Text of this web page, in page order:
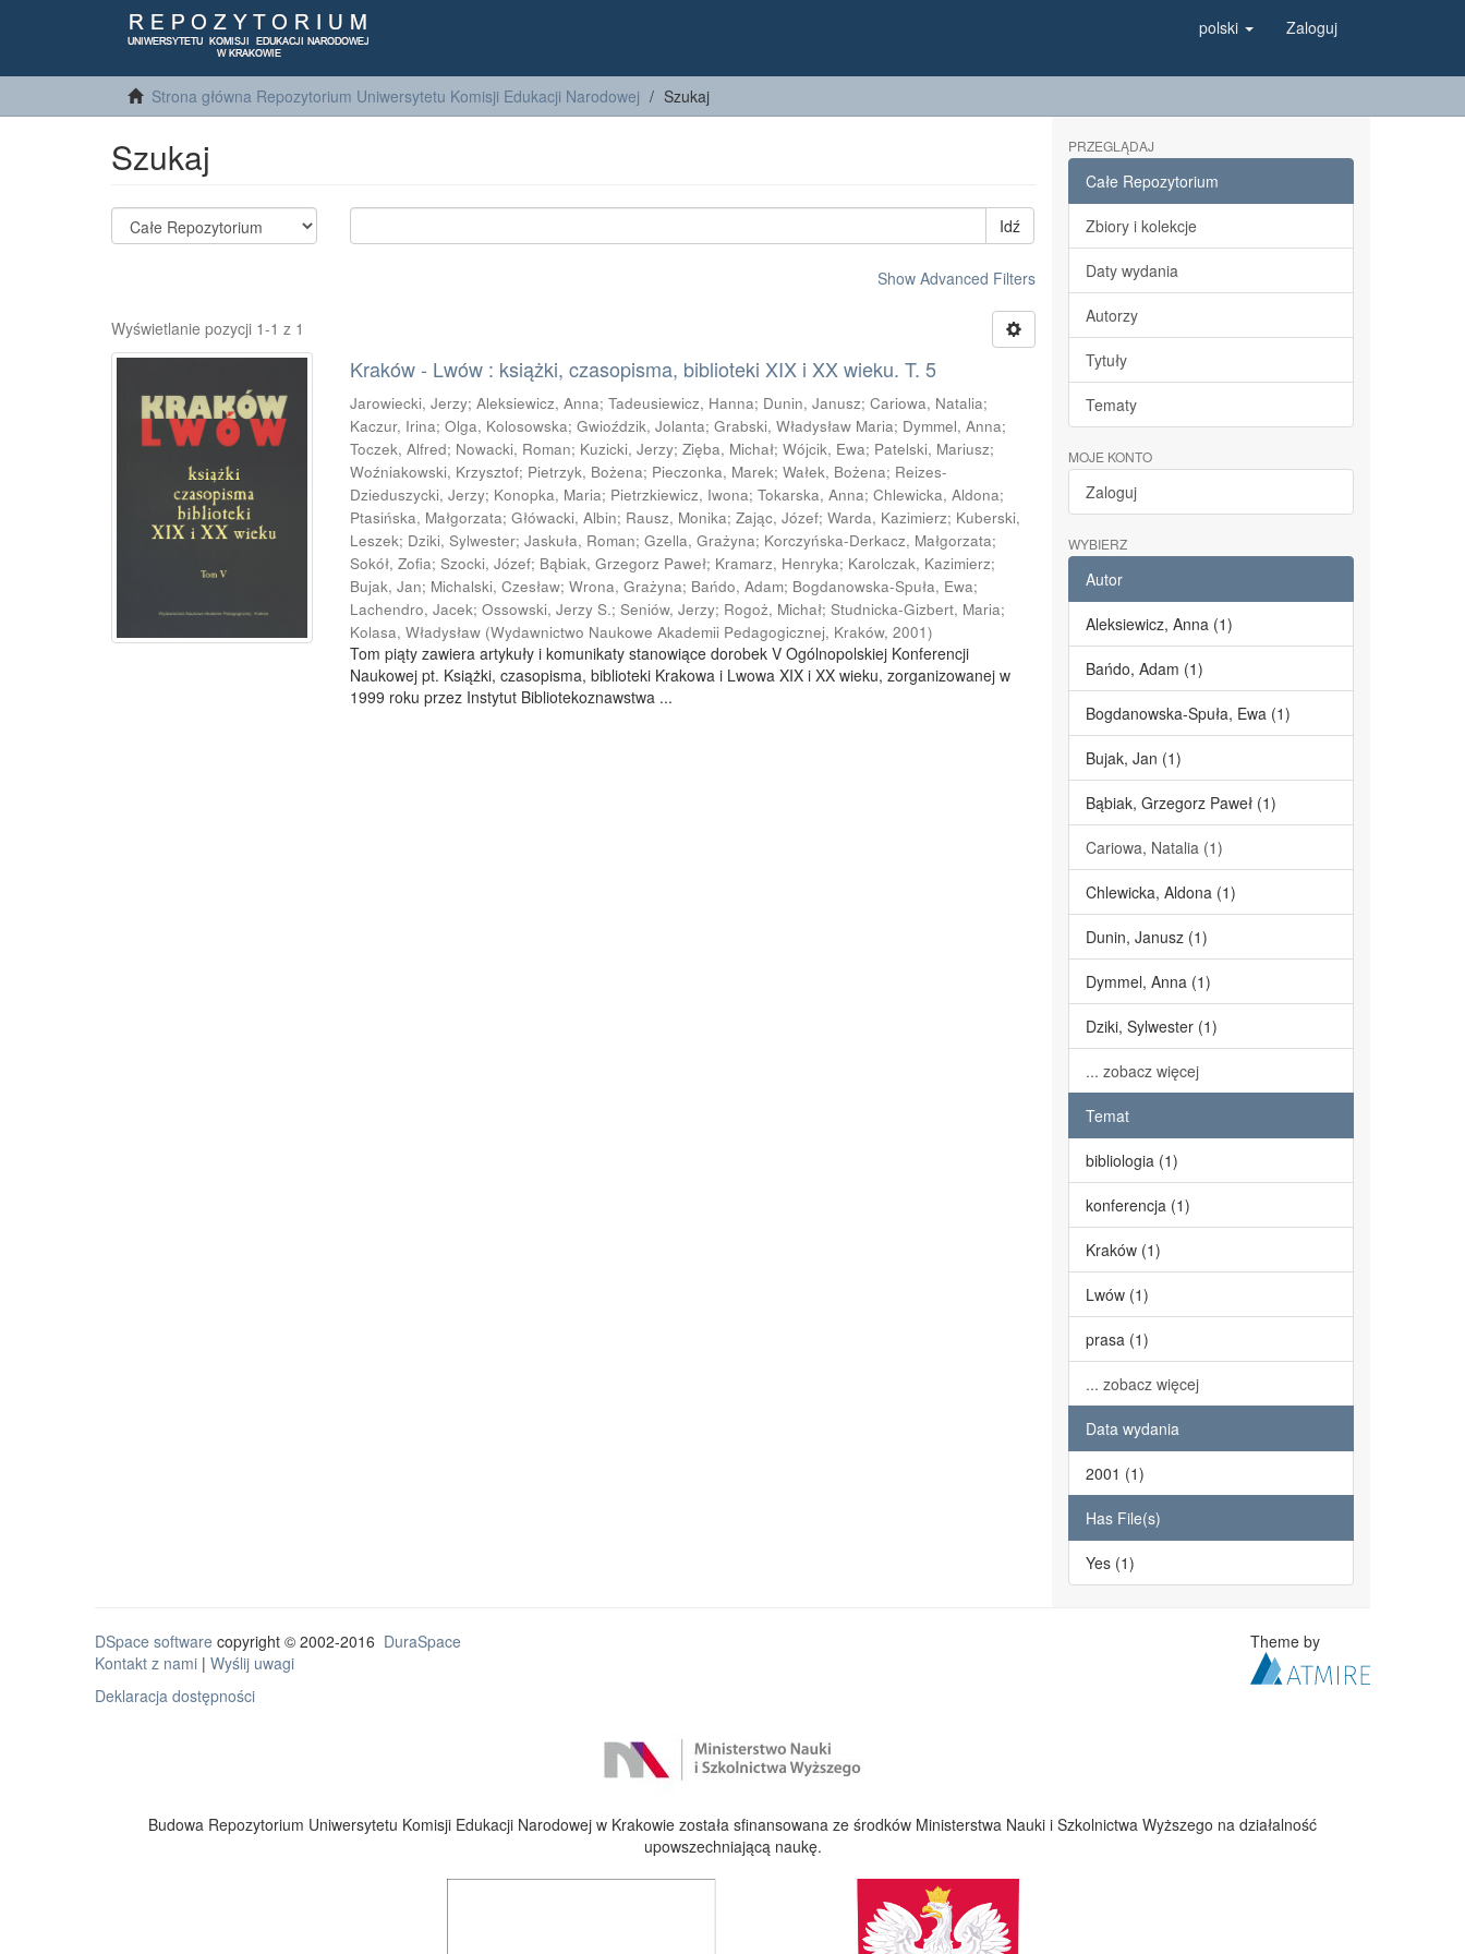
polski Zaloguj
Strona główna Repozytorium Uniwersytetu Komisji Edukacji Narodowej Szukaj
Szukaj
Idź
Show Advanced Filters
Wyświetlanie pozycji 1-1 z 1
Kraków - Lwów : książki, czasopisma, biblioteki XIX i XX wieku. T. 5
Jarowiecki, Jerzy;Aleksiewicz, Anna;Tadeusiewicz, Hanna; Dunin, Janusz;Cariowa, Natalia;
Kaczur, Irina;Olga, Kolosowska;Gwioździk, Jolanta;Grabski, Władysław Maria; Dymmel, Anna;
Toczek, Alfred; Nowacki, Roman; Kuzicki, Jerzy;Zięba, Michał;Wójcik, Ewa; Patelski, Mariusz;
Woźniakowski, Krzysztof; Pietrzyk, Bożena; Pieczonka, Marek;Wałek, Bożena; Reizes-
Dzieduszycki, Jerzy; Konopka, Maria; Pietrzkiewicz, Iwona;Tokarska, Anna;Chlewicka, Aldona;
Ptasińska, Małgorzata;Główacki, Albin; Rausz, Monika;Zając, Józef;Warda, Kazimierz; Kuberski,
Leszek; Dziki, Sylwester;Jaskuła, Roman;Gzella, Grażyna; Korczyńska-Derkacz, Małgorzata;
Sokół, Zofia;Szocki, Józef; Bąbiak, Grzegorz Paweł; Kramarz, Henryka; Karolczak, Kazimierz;
Bujak, Jan; Michalski, Czesław;Wrona, Grażyna; Bańdo, Adam; Bogdanowska-Spuła, Ewa;
Lachendro, Jacek;Ossowski, Jerzy S.;Seniów, Jerzy; Rogoż, Michał;Studnicka-Gizbert, Maria;
Kolasa, Władysław (Wydawnictwo Naukowe Akademii Pedagogicznej, Kraków,2001)
Tom piąty zawiera artykuły i komunikaty stanowiące dorobek V Ogólnopolskiej Konferencji
Naukowej pt. Książki, czasopisma, biblioteki Krakowa i Lwowa XIX i XX wieku, zorganizowanej w
1999 roku przez Instytut Bibliotekoznawstwa ...
PRZEGLĄDAJ
Całe Repozytorium
Zbiory i kolekcje
Daty wydania
Autorzy
Tytuły
Tematy
MOJE KONTO
Zaloguj
WYBIERZ
Autor
Aleksiewicz, Anna (1)
Bańdo, Adam (1)
Bogdanowska-Spuła, Ewa (1)
Bujak, Jan (1)
Bąbiak, Grzegorz Paweł (1)
Cariowa, Natalia (1)
Chlewicka, Aldona (1)
Dunin, Janusz (1)
Dymmel, Anna (1)
Dziki, Sylwester (1)
... zobacz więcej
Temat
bibliologia (1)
konferencja (1)
Kraków (1)
Lwów (1)
prasa (1)
... zobacz więcej
Data wydania
2001 (1)
Has File(s)
Yes (1)
DSpace software copyright © 2002-2016 DuraSpace
Kontakt z nami | Wyślij uwagi
Deklaracja dostępności
Theme by
Budowa Repozytorium Uniwersytetu Komisji Edukacji Narodowej w Krakowie została sfinansowana ze środków Ministerstwa Nauki i Szkolnictwa Wyższego na działalność
upowszechniającą naukę.